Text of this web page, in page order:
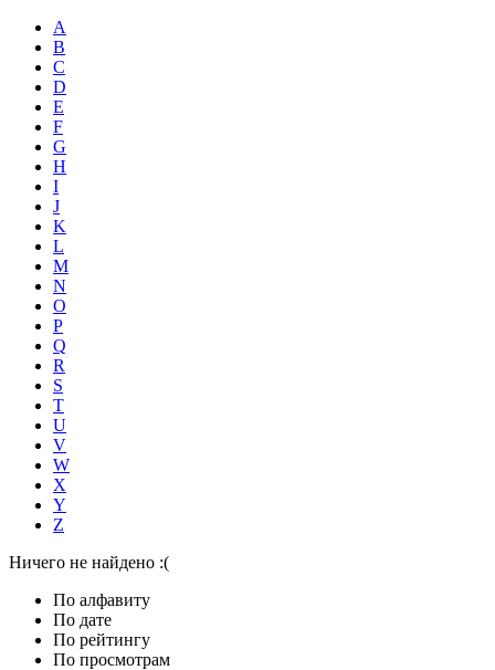
A
B
C
D
E
F
G
H
I
J
K
L
M
N
O
P
Q
R
S
T
U
V
W
X
Y
Z
Ничего не найдено :(
По алфавиту
По дате
По рейтингу
По просмотрам